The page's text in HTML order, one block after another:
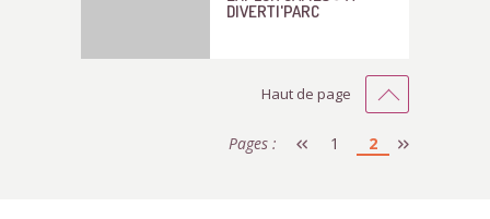
DIVERTI'PARC
Haut de page
Pages : 1 2